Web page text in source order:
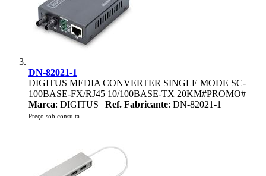
DN-82021-1
DIGITUS MEDIA CONVERTER SINGLE MODE SC-
100BASE-FX/RJ45 10/100BASE-TX 20KM#PROMO#
Marca: DIGITUS | Ref. Fabricante: DN-82021-1
Preço sob consulta